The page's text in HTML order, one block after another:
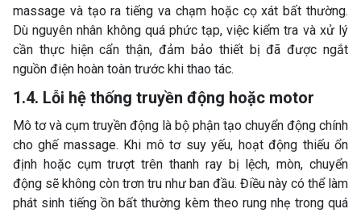
massage và tạo ra tiếng va chạm hoặc cọ xát bất thường.
Dù nguyên nhân không quá phức tạp, việc kiểm tra và xử lý
cần thực hiện cẩn thận, đảm bảo thiết bị đã được ngắt
nguồn điện hoàn toàn trước khi thao tác.
1.4. Lỗi hệ thống truyền động hoặc motor
Mô tơ và cụm truyền động là bộ phận tạo chuyển động chính
cho ghế massage. Khi mô tơ suy yếu, hoạt động thiếu ổn
định hoặc cụm trượt trên thanh ray bị lệch, mòn, chuyển
động sẽ không còn trơn tru như ban đầu. Điều này có thể làm
phát sinh tiếng ồn bất thường kèm theo rung nhẹ trong quá